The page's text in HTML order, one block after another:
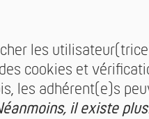
les
cookies et
les adhérent(e)s
il existe